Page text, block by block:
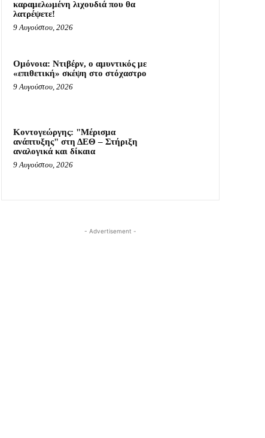
καραμελωμένη λιχουδιά που θα
λατρέψετε!
9 Αυγούστου, 2026
Ομόνοια: Ντιβέρν, ο αμυντικός με
«επιθετική» σκέψη στο στόχαστρο
9 Αυγούστου, 2026
Κοντογεώργης: "Μέρισμα
ανάπτυξης" στη ΔΕΘ – Στήριξη
αναλογικά και δίκαια
9 Αυγούστου, 2026
- Advertisement -